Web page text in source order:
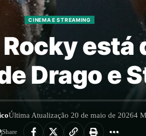
CINEMA E STREAMING
está
Drago e
Última Atualização 20 de maio de 20264
Share